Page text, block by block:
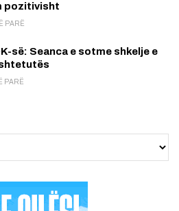
pozitivisht
PARË
së: Seanca e sotme shkelje e
PARË